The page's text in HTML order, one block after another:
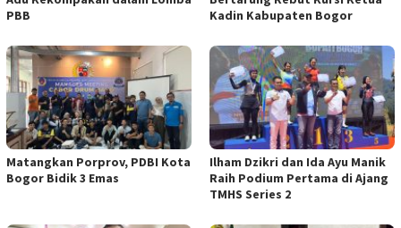
PBB
Kadin Kabupaten Bogor
Matangkan Porprov, PDBI Kota
Bogor Bidik 3 Emas
Ilham Dzikri dan Ida Ayu Manik
Raih Podium Pertama di Ajang
TMHS Series 2